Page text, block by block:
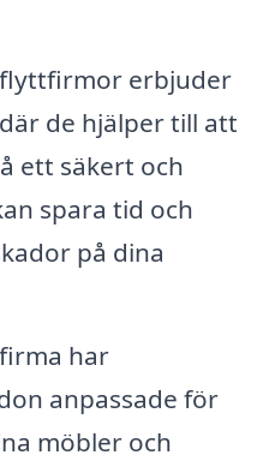
erbjuder
de hjälper till att
ett säkert och
spara tid och
på dina
har
anpassade för
möbler och